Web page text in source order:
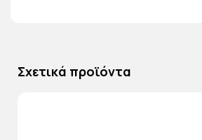
Σχετικά προϊόντα